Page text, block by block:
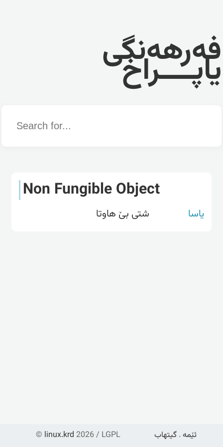
فەرهەنگی
یاپــــراخ
Word
Non Fungible Object
یاسا شتی بێ هاوتا
© linux.krd 2026 / LGPL ئێمە . گیتهاب